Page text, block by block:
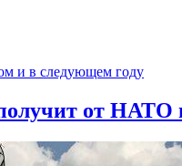
от НАТО